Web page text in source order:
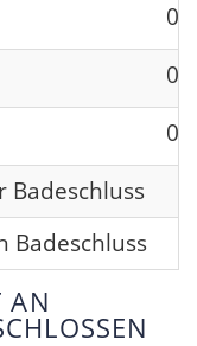
Badeschluss
Badeschluss
AN